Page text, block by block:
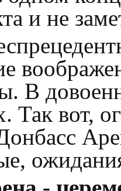
и не
В
Так вот,